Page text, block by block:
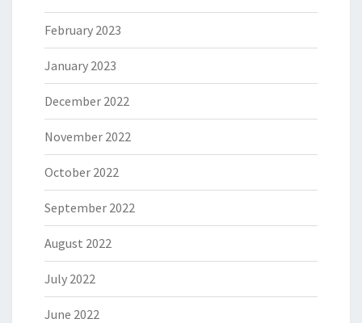
February 2023
January 2023
December 2022
November 2022
October 2022
September 2022
August 2022
July 2022
June 2022